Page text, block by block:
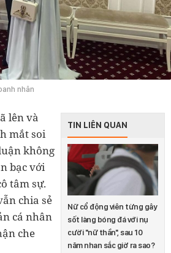
nhân
TIN LIÊN QUAN
Nữ cổ động viên từng gây
sốt làng bóng đá với nụ
cười "nữ thần", sau 10
năm nhan sắc giờ ra sao?
lên và
mắt soi
không
bạc với
tâm sự.
chia sẻ
cá nhân
che